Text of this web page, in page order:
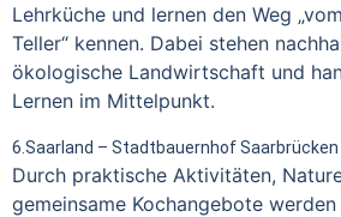
Lehrküche und lernen den Weg
Teller“ kennen. Dabei stehen
ökologische Landwirtschaft und
Lernen im Mittelpunkt.
6.Saarland – Stadtbauernhof Saarbrücken
Durch praktische Aktivitäten,
gemeinsame Kochangebote